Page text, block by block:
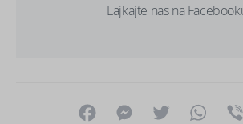
Lajkajte nas na
FacebookMessenger
Twitter